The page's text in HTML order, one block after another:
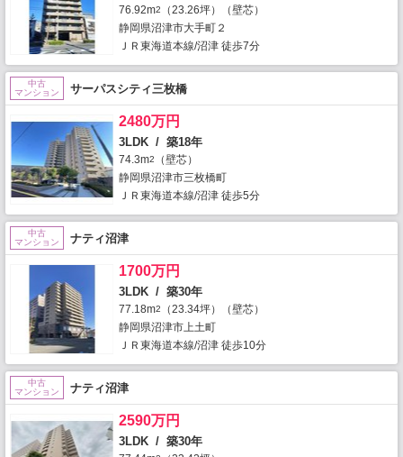
76.92m2
（23.26坪）（壁芯）
静岡県沼津市大手町２
ＪＲ東海道本線/沼津 徒歩7分
中古
マンション
サーパスシティ三枚橋
2480万円
3LDK / 築18年
74.3m2
（壁芯）
静岡県沼津市三枚橋町
ＪＲ東海道本線/沼津 徒歩5分
中古
マンション
ナティ沼津
1700万円
3LDK / 築30年
77.18m2
（23.34坪）（壁芯）
静岡県沼津市上土町
ＪＲ東海道本線/沼津 徒歩10分
中古
マンション
ナティ沼津
2590万円
3LDK / 築30年